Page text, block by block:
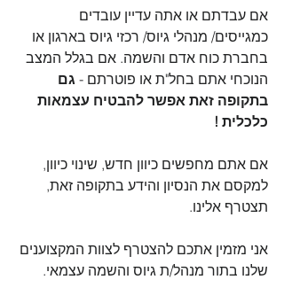
אם עבדתם או אתה עדיין עובדים
כמגייסים/ מנהלי גיוס/ רכזי גיוס בארגון או
בחברת כוח אדם והשמה. אם בגלל המצב
הנוכחי אתם בחל"ת או פוטרתם - גם
בתקופה זאת אפשר להבטיח עצמאות
כלכלית !
אם אתם מחפשים כיוון חדש, שינוי כיוון,
למקסם את הנסיון והידע בתקופה זאת,
תצטרף אלינו.
אני מזמין אתכם להצטרף לצוות המקצוענים
שלנו בתור מנהל/ת גיוס והשמה עצמאי.